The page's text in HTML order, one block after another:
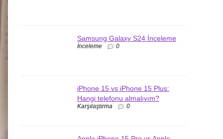
Samsung Galaxy S24 İnceleme
İnceleme 0
iPhone 15 vs iPhone 15 Plus:
Hangi telefonu almalıyım?
Karşılaştırma 0